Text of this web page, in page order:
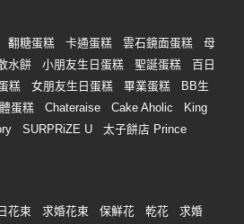
翻糖蛋糕 卡通蛋糕 雲石鏡面蛋糕
母
水餅 小朋友生日蛋糕 聖誕蛋糕
百日
糕 女朋友生日蛋糕 畢業蛋糕
BB生
蛋糕 Chateraise Cake Aholic
King
SURPRiZE U
太子餅店 Prince
花束 求婚花束 保鮮花 乾花
求婚